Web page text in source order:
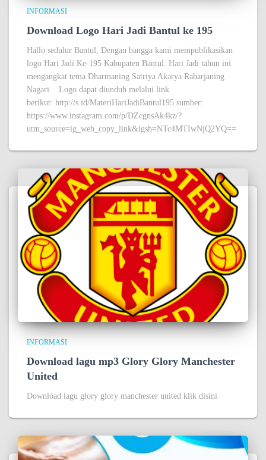
INFORMASI
Download Logo Hari Jadi Bantul ke 195
Hallo sedulur Bantul, Dengan bangga kami mempublikasikan
logo Hari Jadi Ke-195 Kabupaten Bantul. Hari Jadi tahun ini
mengangkat tema Dharmaning Satriya Akarya Raharjaning
Nagari. Logo dapat diunduh melalui link
berikut: http://s.id/MateriHariJadiBantul195 sumber:
https://www.instagram.com/p/DZcgnsAk4kz/?
utm_source=ig_web_copy_link&igsh=NTc4MTIwNjQ2YQ==
INFORMASI
Download lagu mp3 Glory Glory Manchester
United
Download lagu glory glory manchester united klik disini